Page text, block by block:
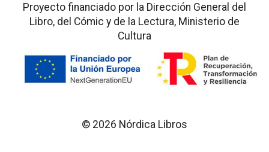
Proyecto financiado por la Dirección General del
Libro, del Cómic y de la Lectura, Ministerio de
Cultura
© 2026 Nórdica Libros